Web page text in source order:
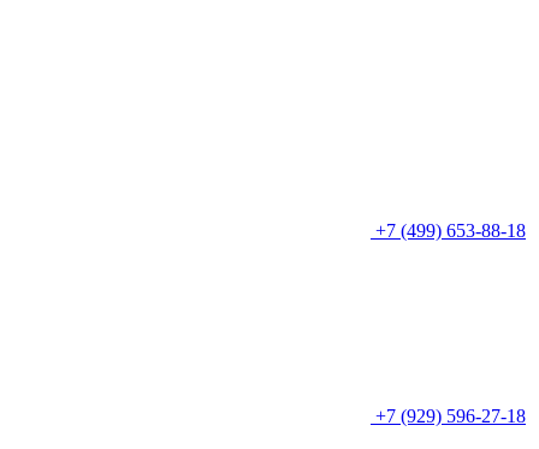
+7 (499) 653-88-18
+7 (929) 596-27-18